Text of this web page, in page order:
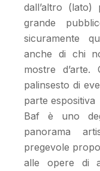
dall’altro
grande
sicuramente
anche di chi
mostre
palinsesto di
parte espositiva
Baf è uno
panorama
pregevole
alle opere di